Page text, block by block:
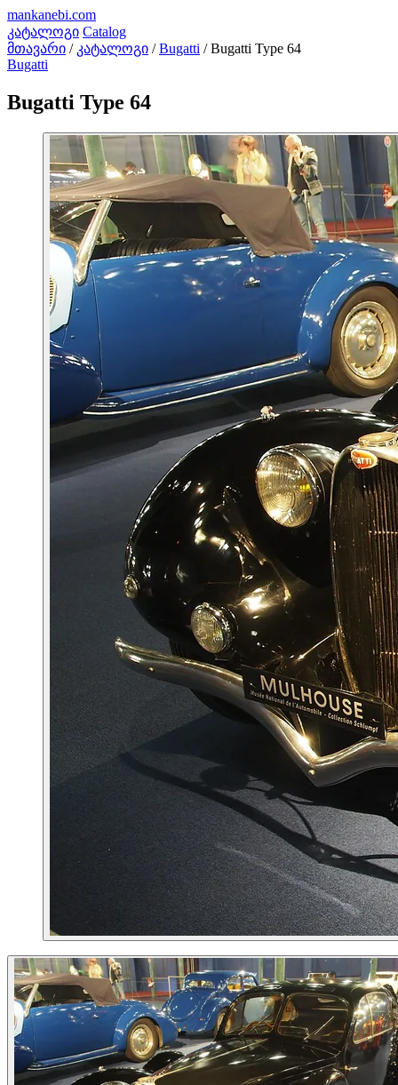
mankanebi.com
კატალოგი Catalog
მთავარი / კატალოგი / Bugatti / Bugatti Type 64
Bugatti
Bugatti Type 64